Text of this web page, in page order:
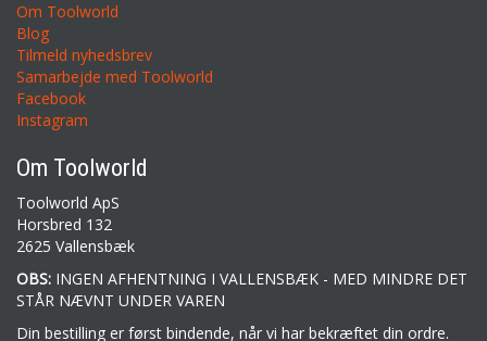
Om Toolworld
Blog
Tilmeld nyhedsbrev
Samarbejde med Toolworld
Facebook
Instagram
Om Toolworld
Toolworld ApS
Horsbred 132
2625 Vallensbæk
OBS: INGEN AFHENTNING I VALLENSBÆK - MED MINDRE DET
STÅR NÆVNT UNDER VAREN
Din bestilling er først bindende, når vi har bekræftet din ordre.